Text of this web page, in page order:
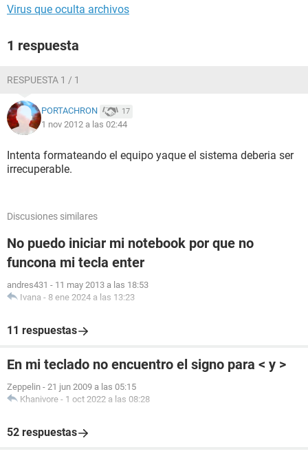
Ya lo intente con atajos por si (si tienen otros díganmelo)
La accesibilidad no hay ningun sticks la region esta en mi
No se me ha caído ni derramado nada
Pienso en ultima opción que el teclado dejo de funcionar
pero el computador no deberia decir que funciona
perfectamente ( alguien aclareme esa duda ) es decir si el
bus que esta conectado a la board no funciona, deberia salir
alguien tenga la solucion
Ya no c que hacer MUCHAS GRACIAS
Virus que oculta archivos
1 respuesta
RESPUESTA 1 / 1
PORTACHRON 17
1 nov 2012 a las 02:44
Intenta formateando el equipo yaque el sistema deberia ser
irrecuperable.
Discusiones similares
No puedo iniciar mi notebook por que no
funcona mi tecla enter
andres431 - 11 may 2013 a las 18:53
Ivana - 8 ene 2024 a las 13:23
11 respuestas
En mi teclado no encuentro el signo para < y >
Zeppelin - 21 jun 2009 a las 05:15
Khanivore - 1 oct 2022 a las 08:28
52 respuestas